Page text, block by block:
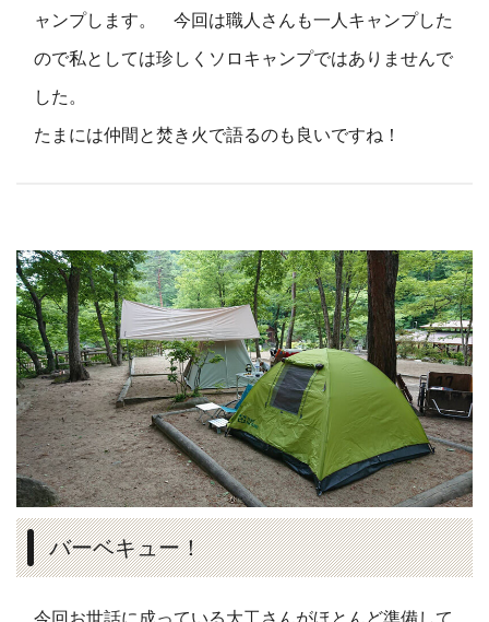
ャンプします。 今回は職人さんも一人キャンプした
ので私としては珍しくソロキャンプではありませんで
した。
たまには仲間と焚き火で語るのも良いですね！
バーベキュー！